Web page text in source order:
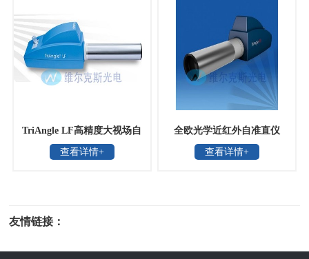
TriAngle LF高精度大视场自
准直仪
查看详情+
全欧光学近红外自准直仪
查看详情+
友情链接：